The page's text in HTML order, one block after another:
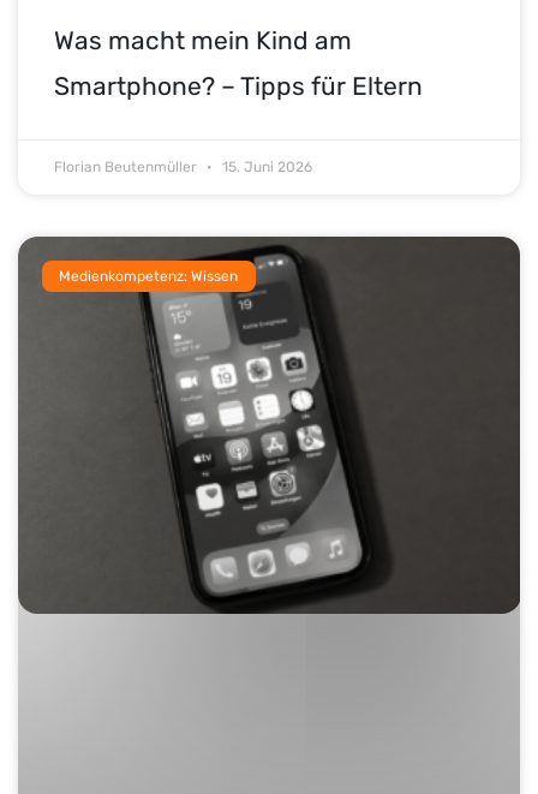
Was macht mein Kind am
Smartphone? – Tipps für Eltern
Florian Beutenmüller 15. Juni 2026
Medienkompetenz: Wissen